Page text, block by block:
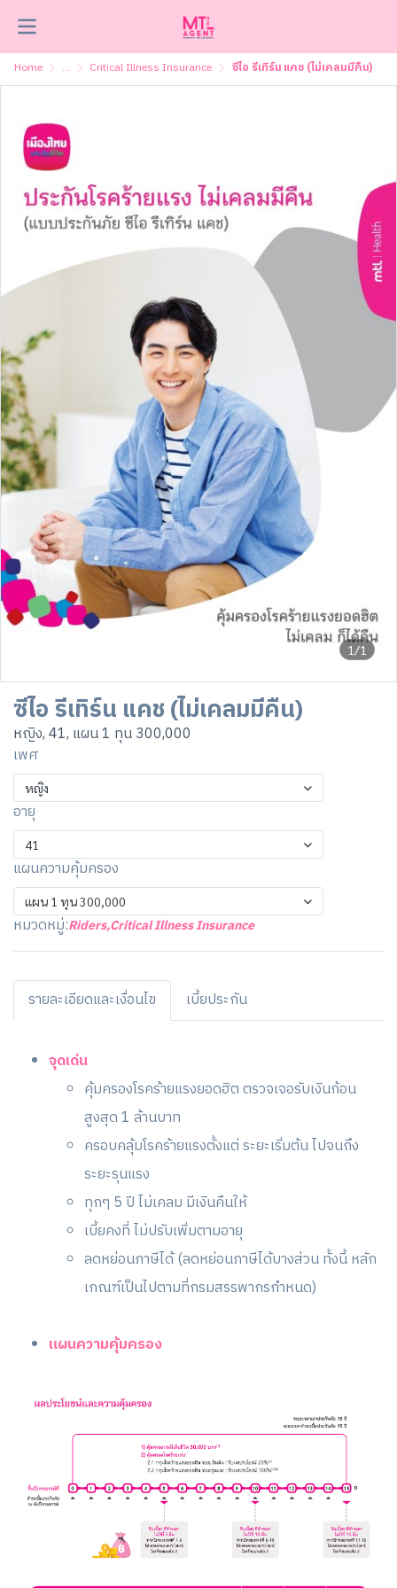
Home ... Critical Illness Insurance ซีไอ รีเทิร์น แคช (ไม่เคลมมีคืน)
1/1
ซีไอ รีเทิร์น แคช (ไม่เคลมมีคืน)
หญิง, 41, แผน 1 ทุน 300,000
เพศ
หญิง
อายุ
41
แผนความคุ้มครอง
แผน 1 ทุน 300,000
หมวดหมู่:Riders,Critical Illness Insurance
รายละเอียดและเงื่อนไข เบี้ยประกัน
จุดเด่น
คุ้มครองโรคร้ายแรงยอดฮิต ตรวจเจอรับเงินก้อน
สูงสุด 1 ล้านบาท
ครอบคลุ้มโรคร้ายแรงตั้งแต่ ระยะเริ่มต้น ไปจนถึง
ระยะรุนแรง
ทุกๆ 5 ปี ไม่เคลม มีเงินคืนให้
เบี้ยคงที่ ไม่ปรับเพิ่มตามอายุ
ลดหย่อนภาษีได้ (ลดหย่อนภาษีได้บางส่วน ทั้งนี้ หลัก
เกณฑ์เป็นไปตามที่กรมสรรพากรกำหนด)
แผนความคุ้มครอง